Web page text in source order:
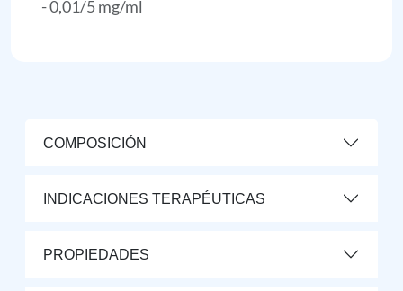
- 0,01/5 mg/ml
COMPOSICIÓN
INDICACIONES TERAPÉUTICAS
PROPIEDADES